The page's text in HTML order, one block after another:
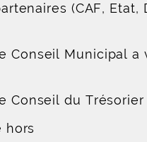
(CAF,
Conseil Municipal
du Trésorier
hors